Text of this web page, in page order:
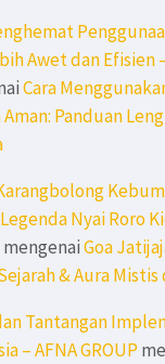
Awet dan Efisien
Cara
Panduan
Nyai Roro
mengenaiGoa
& Aura
Tantangan
– AFNA GROUP